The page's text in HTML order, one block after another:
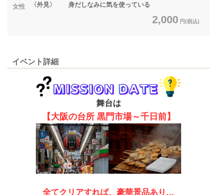
女性 〈外見〉 身だしなみに気を使っている
2,000 円(税込)
イベント詳細
舞台は
【大阪の台所 黒門市場～千日前】
全てクリアすれば、豪華景品あり…